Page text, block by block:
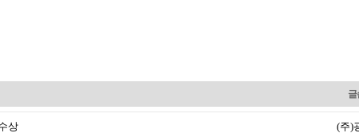
글
상 (주)